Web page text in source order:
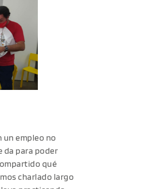
un empleo no
da para poder
qué
charlado largo